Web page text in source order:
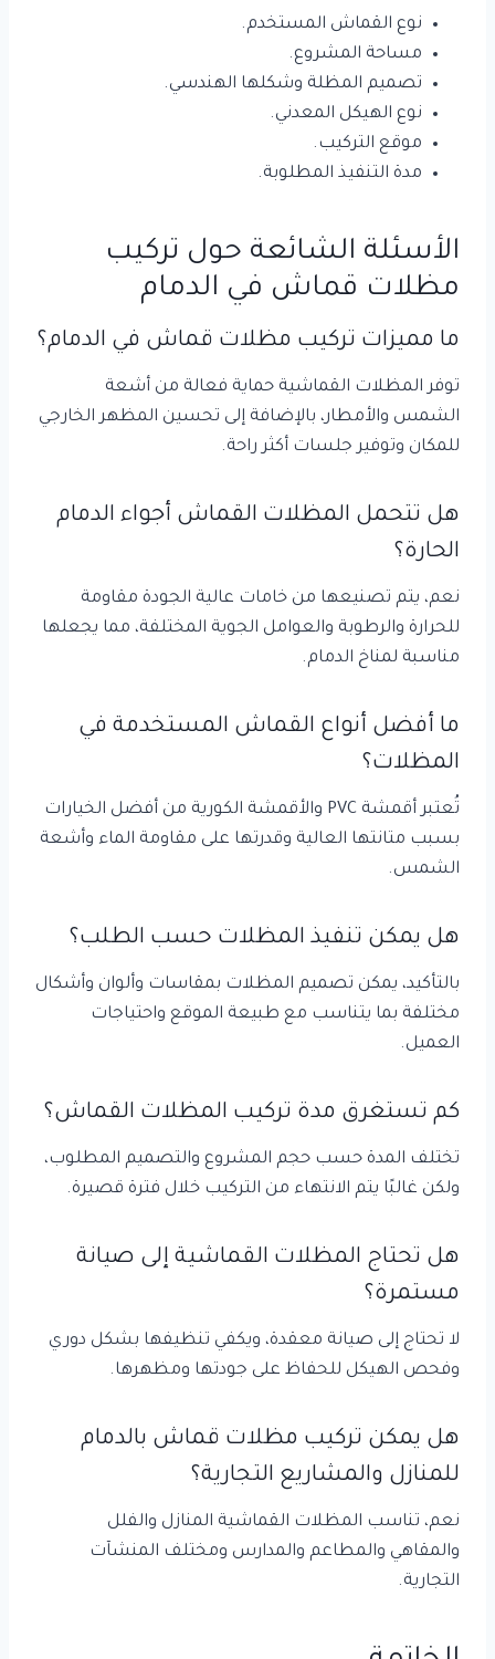
نوع القماش المستخدم.
مساحة المشروع.
تصميم المظلة وشكلها الهندسي.
نوع الهيكل المعدني.
موقع التركيب.
مدة التنفيذ المطلوبة.
الأسئلة الشائعة حول تركيب
مظلات قماش في الدمام
ما مميزات تركيب مظلات قماش في الدمام؟
توفر المظلات القماشية حماية فعالة من أشعة
الشمس والأمطار، بالإضافة إلى تحسين المظهر الخارجي
للمكان وتوفير جلسات أكثر راحة.
هل تتحمل المظلات القماش أجواء الدمام
الحارة؟
نعم، يتم تصنيعها من خامات عالية الجودة مقاومة
للحرارة والرطوبة والعوامل الجوية المختلفة، مما يجعلها
مناسبة لمناخ الدمام.
ما أفضل أنواع القماش المستخدمة في
المظلات؟
تُعتبر أقمشة PVC والأقمشة الكورية من أفضل الخيارات
بسبب متانتها العالية وقدرتها على مقاومة الماء وأشعة
الشمس.
هل يمكن تنفيذ المظلات حسب الطلب؟
بالتأكيد، يمكن تصميم المظلات بمقاسات وألوان وأشكال
مختلفة بما يتناسب مع طبيعة الموقع واحتياجات
العميل.
كم تستغرق مدة تركيب المظلات القماش؟
تختلف المدة حسب حجم المشروع والتصميم المطلوب،
ولكن غالبًا يتم الانتهاء من التركيب خلال فترة قصيرة.
هل تحتاج المظلات القماشية إلى صيانة
مستمرة؟
لا تحتاج إلى صيانة معقدة، ويكفي تنظيفها بشكل دوري
وفحص الهيكل للحفاظ على جودتها ومظهرها.
هل يمكن تركيب مظلات قماش بالدمام
للمنازل والمشاريع التجارية؟
نعم، تناسب المظلات القماشية المنازل والفلل
والمقاهي والمطاعم والمدارس ومختلف المنشآت
التجارية.